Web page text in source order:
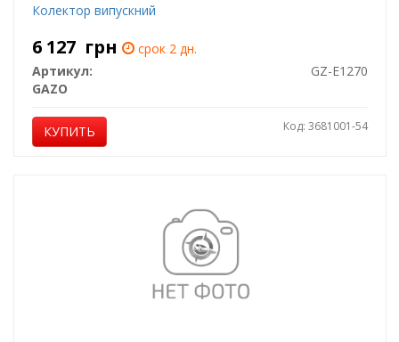
Колектор випускний
6 127 грн
срок 2 дн.
Артикул:
GZ-E1270
GAZO
КУПИТЬ Код: 3681001-54